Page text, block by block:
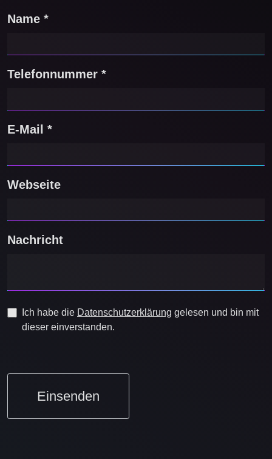
Name *
Telefonnummer *
E-Mail *
Webseite
Nachricht
Ich habe die Datenschutzerklärung gelesen und bin mit
dieser einverstanden.
Einsenden